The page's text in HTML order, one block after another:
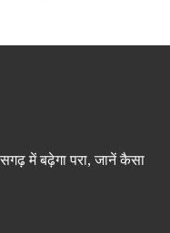
में बढ़ेगा परा, जानें कैसा